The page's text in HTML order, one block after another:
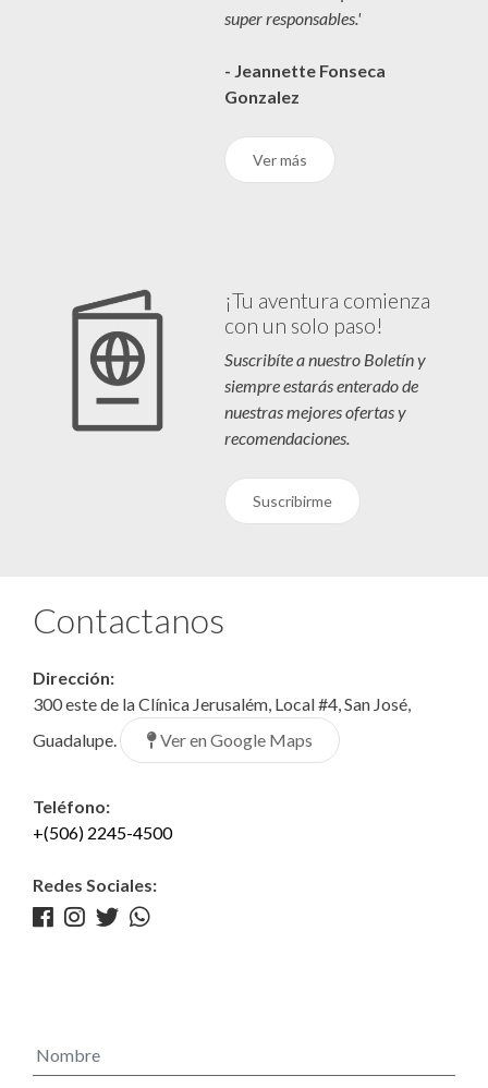
super responsables.'
- Jeannette Fonseca
Gonzalez
Ver más
¡Tu aventura comienza
con un solo paso!
Suscribíte a nuestro Boletín y
siempre estarás enterado de
nuestras mejores ofertas y
recomendaciones.
Suscribirme
Contactanos
Dirección:
300 este de la Clínica Jerusalém, Local #4, San José,
Guadalupe.
Ver en Google Maps
Teléfono:
+(506) 2245-4500
Redes Sociales: